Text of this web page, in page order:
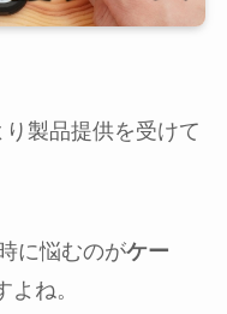
り製品提供を受けて
に悩むのがケー
よね。